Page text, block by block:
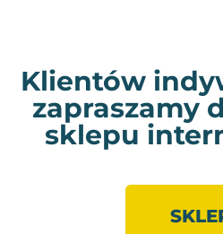
Klientów
zapraszamy
sklepu